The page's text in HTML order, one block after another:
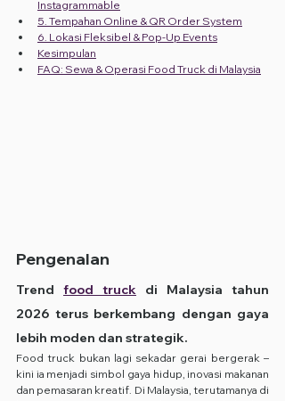
Instagrammable
5. Tempahan Online & QR Order System
6. Lokasi Fleksibel & Pop-Up Events
Kesimpulan
FAQ: Sewa & Operasi Food Truck di Malaysia
Pengenalan
Trend food truck di Malaysia tahun
2026 terus berkembang dengan gaya
lebih moden dan strategik.
Food truck bukan lagi sekadar gerai bergerak –
kini ia menjadi simbol gaya hidup, inovasi makanan
dan pemasaran kreatif. Di Malaysia, terutamanya di